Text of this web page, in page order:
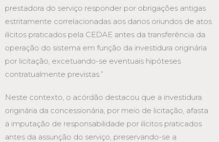
prestadora do serviço responder por obrigações antigas
estritamente correlacionadas aos danos oriundos de atos
ilícitos praticados pela CEDAE antes da transferência da
operação do sistema em função da investidura originária
por licitação, excetuando-se eventuais hipóteses
contratualmente previstas.”
Neste contexto, o acórdão destacou que a investidura
originária da concessionária, por meio de licitação, afasta
a imputação de responsabilidade por ilícitos praticados
antes da assunção do serviço, preservando-se a